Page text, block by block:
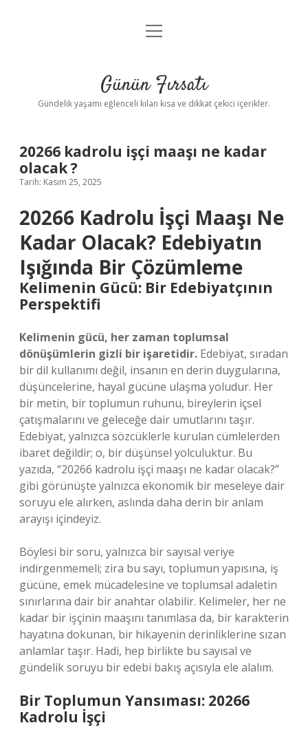
Anasayfa
Yasal Uyarı
menüyü
Günün Fırsatı
Gündelik yaşamı eğlenceli kılan kısa ve dikkat çekici içerikler.
20266 kadrolu işçi maaşı ne kadar
olacak ?
Tarih: Kasım 25, 2025
20266 Kadrolu İşçi Maaşı Ne
Kadar Olacak? Edebiyatın
Işığında Bir Çözümleme
Kelimenin Gücü: Bir Edebiyatçının
Perspektifi
Kelimenin gücü, her zaman toplumsal
dönüşümlerin gizli bir işaretidir. Edebiyat, sıradan
bir dil kullanımı değil, insanın en derin duygularına,
düşüncelerine, hayal gücüne ulaşma yoludur. Her
bir metin, bir toplumun ruhunu, bireylerin içsel
çatışmalarını ve geleceğe dair umutlarını taşır.
Edebiyat, yalnızca sözcüklerle kurulan cümlelerden
ibaret değildir; o, bir düşünsel yolculuktur. Bu
yazıda, “20266 kadrolu işçi maaşı ne kadar olacak?”
gibi görünüşte yalnızca ekonomik bir meseleye dair
soruyu ele alırken, aslında daha derin bir anlam
arayışı içindeyiz.
Böylesi bir soru, yalnızca bir sayısal veriye
indirgenmemeli; zira bu sayı, toplumun yapısına, iş
gücüne, emek mücadelesine ve toplumsal adaletin
sınırlarına dair bir anahtar olabilir. Kelimeler, her ne
kadar bir işçinin maaşını tanımlasa da, bir karakterin
hayatına dokunan, bir hikayenin derinliklerine sızan
anlamlar taşır. Hadi, hep birlikte bu sayısal ve
gündelik soruyu bir edebi bakış açısıyla ele alalım.
Bir Toplumun Yansıması: 20266
Kadrolu İşçi